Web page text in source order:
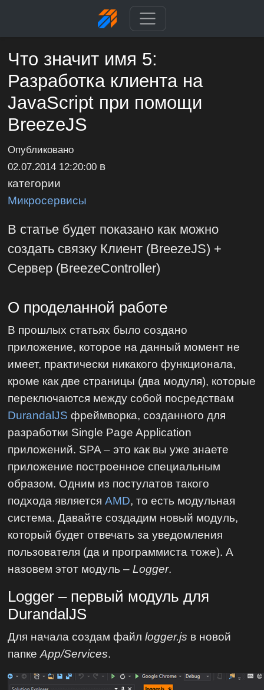
Что значит имя 5:
Разработка клиента на
JavaScript при помощи
BreezeJS
Опубликовано
02.07.2014 12:20:00 в
категории
Микросервисы
В статье будет показано как можно
создать связку Клиент (BreezeJS) +
Сервер (BreezeController)
О проделанной работе
В прошлых статьях было создано
приложение, которое на данный момент не
имеет, практически никакого функционала,
кроме как две страницы (два модуля), которые
переключаются между собой посредствам
DurandalJS фреймворка, созданного для
разработки Single Page Application
приложений. SPA – это как вы уже знаете
приложение построенное специальным
образом. Одним из постулатов такого
подхода являетсяAMD, то есть модульная
система. Давайте создадим новый модуль,
который будет отвечать за уведомления
пользователя (да и программиста тоже). А
назовем этот модуль –Logger.
Logger – первый модуль для
DurandalJS
Для начала создам файлlogger.js в новой
папкеApp/Services.